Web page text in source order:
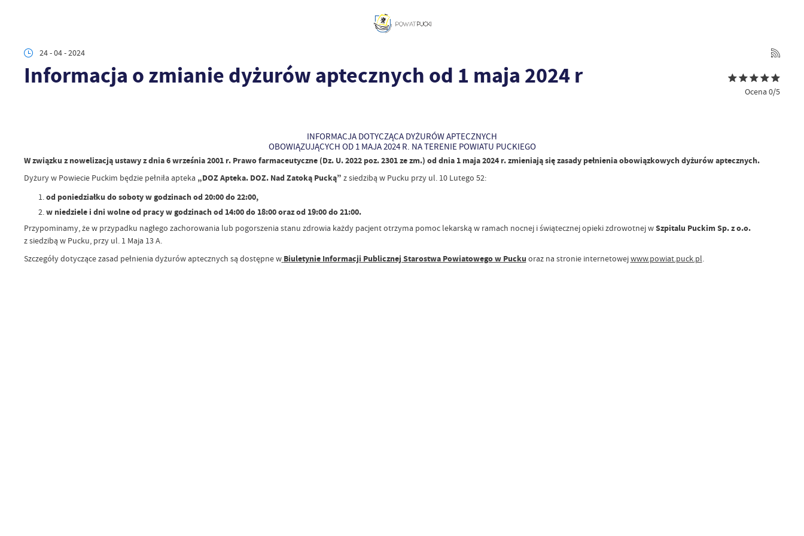
24 - 04 - 2024
Informacja o zmianie dyżurów aptecznych od 1 maja 2024 r
Ocena 0/5
INFORMACJA DOTYCZĄCA DYŻURÓW APTECZNYCH
OBOWIĄZUJĄCYCH OD 1 MAJA 2024 R. NA TERENIE POWIATU PUCKIEGO
W związku z nowelizacją ustawy z dnia 6 września 2001 r. Prawo farmaceutyczne (Dz. U. 2022 poz. 2301 ze zm.) od dnia 1 maja 2024 r. zmieniają się zasady pełnienia obowiązkowych dyżurów aptecznych.
Dyżury w Powiecie Puckim będzie pełniła apteka „DOZ Apteka. DOZ. Nad Zatoką Pucką” z siedzibą w Pucku przy ul. 10 Lutego 52:
od poniedziałku do soboty w godzinach od 20:00 do 22:00,
w niedziele i dni wolne od pracy w godzinach od 14:00 do 18:00 oraz od 19:00 do 21:00.
Przypominamy, że w przypadku nagłego zachorowania lub pogorszenia stanu zdrowia każdy pacjent otrzyma pomoc lekarską w ramach nocnej i świątecznej opieki zdrowotnej wSzpitalu Puckim Sp. z o.o.
z siedzibą w Pucku, przy ul. 1 Maja 13 A.
Szczegóły dotyczące zasad pełnienia dyżurów aptecznych są dostępne w Biuletynie Informacji Publicznej Starostwa Powiatowego w Pucku oraz na stronie internetowejwww.powiat.puck.pl.